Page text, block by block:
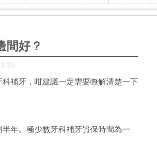
間好？
25
補牙，咁建議一定需要瞭解清楚一下
年。極少數牙科補牙質保時間為一